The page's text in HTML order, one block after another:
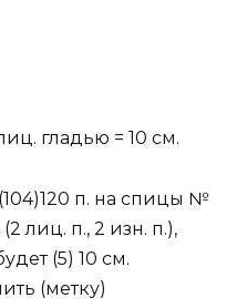
гладью = 10 см.
п. на спицы №
лиц. п., 2 изн. п.),
(5) 10 см.
(метку)